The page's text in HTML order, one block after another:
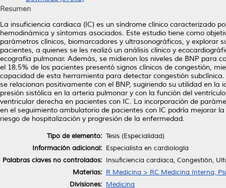
Resumen
La insuficiencia cardiaca (IC) es un síndrome clínico caracterizado
hemodinámica y síntomas asociados. Este estudio tiene como
parámetros clínicos, biomarcadores y ultrasonográficos, y explorar
pacientes, a quienes se les realizó un análisis clínico y
ecografía pulmonar. Además, se midieron los niveles de BNP para
el 18.5% de los pacientes presentó signos clínicos de congestión,
capacidad de esta herramienta para detectar congestión
se relacionan positivamente con el BNP, sugiriendo su utilidad en la
presión sistólica en la arteria pulmonar y con la función del
ventricular derecha en pacientes con IC. La incorporación de
en el seguimiento ambulatorio de pacientes con IC podría mejorar
riesgo de hospitalización y progresión de la enfermedad.
Tipo de elemento: Tesis (Especialidad)
Información adicional: Especialista en cardiología
Palabras claves no controlados: Insuficiencia cardiaca, Congestión,
Materias: R Medicina > RC Medicina Interna,
Divisiones: Medicina